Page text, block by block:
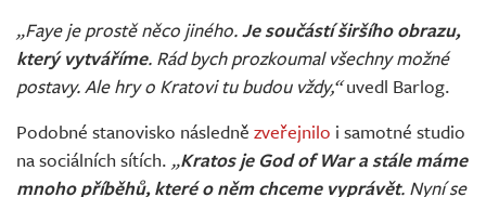
„Faye je prostě něco jiného.Je součástí širšího obrazu,
který vytváříme. Rád bych prozkoumal všechny možné
postavy. Ale hry o Kratovi tu budou vždy,“uvedl Barlog.
Podobné stanovisko následně zveřejnilo i samotné studio
na sociálních sítích. „Kratos je God of War a stále máme
mnoho příběhů, které o něm chceme vyprávět. Nyní se